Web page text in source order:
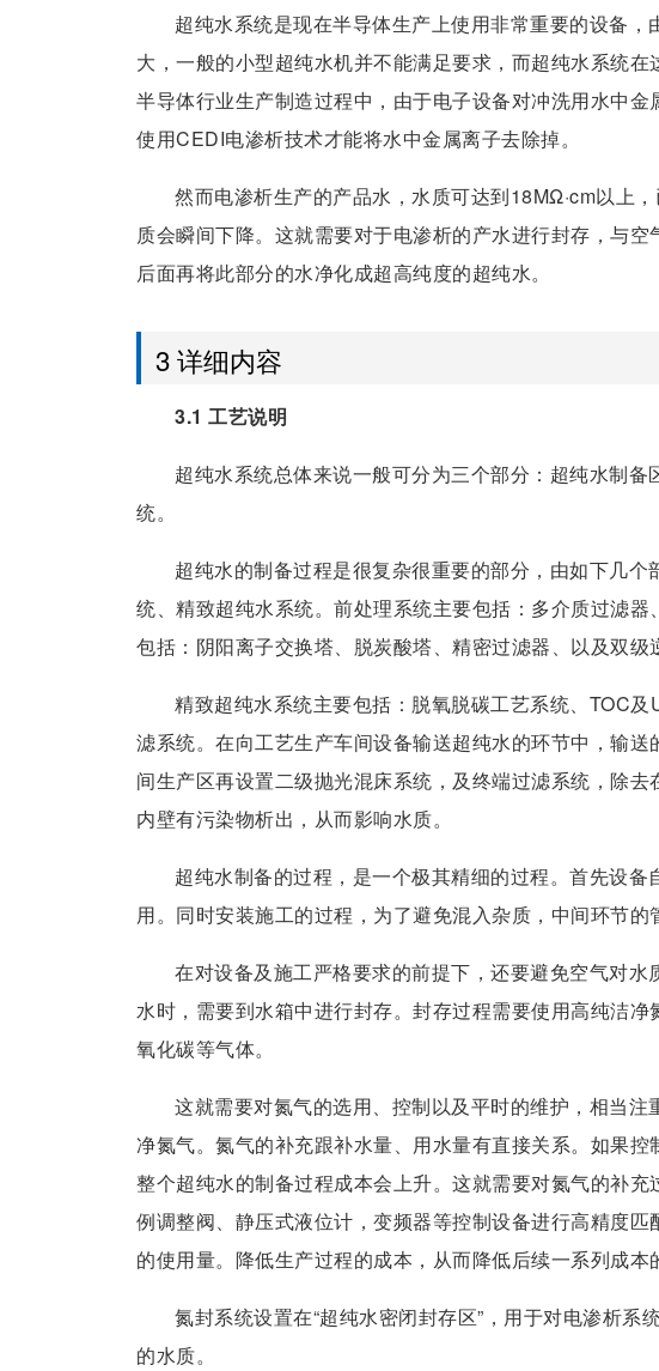
超纯水系统是现在半导体生产上使用非常重要的设备
大，一般的小型超纯水机并不能满足要求，而超纯水系统
半导体行业生产制造过程中，由于电子设备对冲洗用水中
使用CEDI电渗析技术才能将水中金属离子去除掉。
然而电渗析生产的产品水，水质可达到18MΩ·cm以上
质会瞬间下降。这就需要对于电渗析的产水进行封存，与空
后面再将此部分的水净化成超高纯度的超纯水。
3 详细内容
3.1 工艺说明
超纯水系统总体来说一般可分为三个部分：超纯水制
统。
超纯水的制备过程是很复杂很重要的部分，由如下几
统、精致超纯水系统。前处理系统主要包括：多介质过滤
包括：阴阳离子交换塔、脱炭酸塔、精密过滤器、以及双级
精致超纯水系统主要包括：脱氧脱碳工艺系统、TOC
滤系统。在向工艺生产车间设备输送超纯水的环节中，输
间生产区再设置二级抛光混床系统，及终端过滤系统，除
内壁有污染物析出，从而影响水质。
超纯水制备的过程，是一个极其精细的过程。首先设
用。同时安装施工的过程，为了避免混入杂质，中间环节的
在对设备及施工严格要求的前提下，还要避免空气对
水时，需要到水箱中进行封存。封存过程需要使用高纯洁
氧化碳等气体。
这就需要对氮气的选用、控制以及平时的维护，相当
净氮气。氮气的补充跟补水量、用水量有直接关系。如果
整个超纯水的制备过程成本会上升。这就需要对氮气的补
例调整阀、静压式液位计，变频器等控制设备进行高精度
的使用量。降低生产过程的成本，从而降低后续一系列成本
氮封系统设置在“超纯水密闭封存区”，用于对电渗析
的水质。